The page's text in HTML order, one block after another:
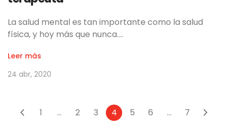
La salud mental es tan importante como la salud
física, y hoy más que nunca.…
Leer más
24 abr, 2020
1 ... 2 3 4 5 6 ... 7